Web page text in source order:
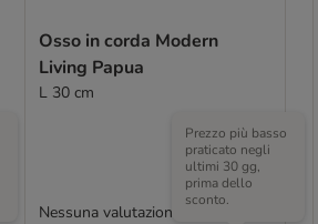
Osso in corda Modern
Living Papua
L 30 cm
Prezzo più basso
praticato negli
ultimi 30 gg,
prima dello
sconto.
Nessuna valutazione